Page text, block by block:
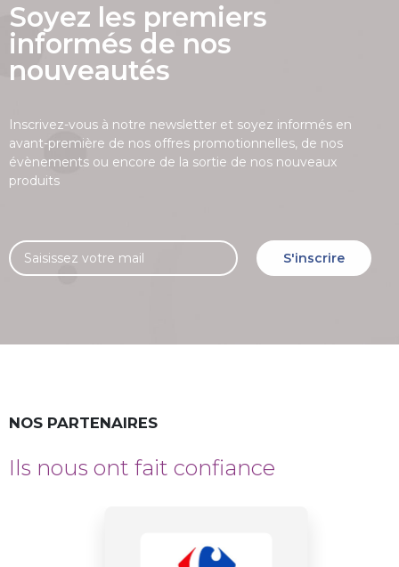
Soyez les premiers
informés de nos
nouveautés
Inscrivez-vous à notre newsletter et soyez informés en
avant-première de nos offres promotionnelles, de nos
évènements ou encore de la sortie de nos nouveaux
produits
NOS PARTENAIRES
Ils nous ont fait confiance